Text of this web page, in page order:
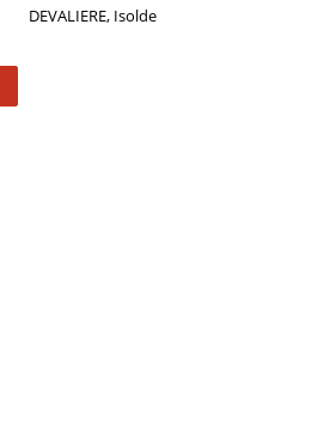
DEVALIERE, Isolde